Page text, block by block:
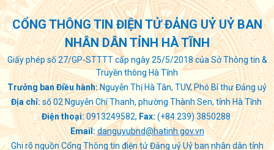
CỔNG THÔNG TIN ĐIỆN TỬ ĐẢNG UỶ UỶ BAN
NHÂN DÂN TỈNH HÀ TĨNH
Giấy phép số 27/GP-STTTT cấp ngày 25/5/2018 của Sở Thông tin &
Truyền thông Hà Tĩnh
Trưởng ban Điều hành:Nguyễn Thị Hà Tân, TUV, Phó Bí thư Đảng uỷ
Địa chỉ: số 02 Nguyễn Chí Thanh, phường Thành Sen, tỉnh Hà Tĩnh
Điện thoại: 0913249582, Fax: (+84.239) 3850288
Email: danguyubnd@hatinh.gov.vn
Ghi rõ nguồn Cổng Thông tin điện tử Đảng uỷ Uỷ ban nhân dân tỉnh